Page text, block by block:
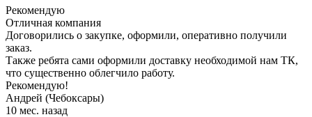
Рекомендую
Отличная компания
Договорились о закупке, оформили, оперативно получили
заказ.
Также ребята сами оформили доставку необходимой нам ТК,
что существенно облегчило работу.
Рекомендую!
Андрей (Чебоксары)
10 мес. назад